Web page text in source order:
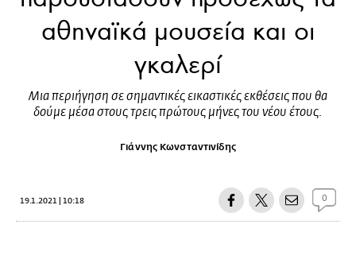
αθηναϊκά μουσεία και οι
γκαλερί
Μια περιήγηση σε σημαντικές εικαστικές εκθέσεις που θα
δούμε μέσα στους τρεις πρώτους μήνες του νέου έτους.
Γιάννης Κωνσταντινίδης
19.1.2021 | 10:18 0